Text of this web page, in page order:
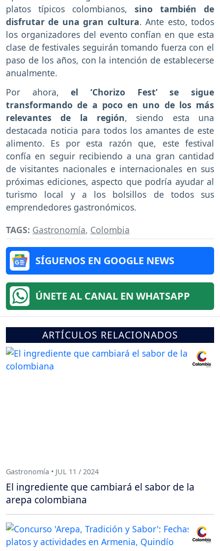
platos típicos colombianos, sino también de
disfrutar de una gran cultura. Ante esto, todos
los organizadores del evento confían en que esta
clase de festivales seguirán tomando fuerza con el
paso de los años, con la intención de establecerse
anualmente.
Por ahora,el ‘Chorizo Fest’ se sigue
transformando de a poco en uno de los más
relevantes de la región, siendo esta una
destacada noticia para todos los amantes de este
alimento. Es por esta razón que, este festival
confía en seguir recibiendo a una gran cantidad
de visitantes nacionales e internacionales en sus
próximas ediciones, aspecto que podría ayudar al
turismo local y a los bolsillos de todos sus
emprendedores gastronómicos.
TAGS: Gastronomía, Colombia
SÍGUENOS EN GOOGLE NEWS
ÚNETE AL CANAL EN WHATSAPP
ARTÍCULOS RELACIONADOS
Gastronomía • JUL 11 / 2024
El ingrediente que cambiará el sabor de la
arepa colombiana